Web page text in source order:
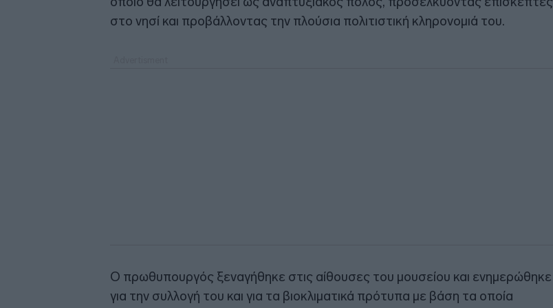
στο νησί και προβάλλοντας την πλούσια πολιτιστική κληρονομιά του.
Ο πρωθυπουργός ξεναγήθηκε στις αίθουσες του μουσείου και ενημερώθηκε
για την συλλογή του και για τα βιοκλιματικά πρότυπα με βάση τα οποία